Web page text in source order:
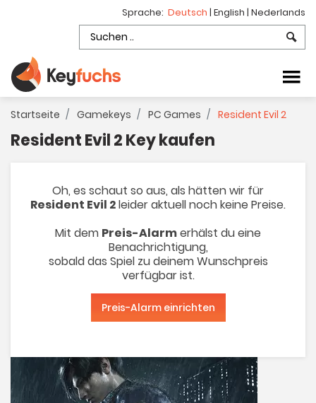
Sprache: Deutsch | English | Nederlands
Startseite Gamekeys PC Games Resident Evil 2
Resident Evil 2 Key kaufen
Oh, es schaut so aus, als hätten wir für
Resident Evil 2leider aktuell noch keine Preise.
Mit dem Preis-Alarmerhälst du eine
Benachrichtigung,
sobald das Spiel zu deinem Wunschpreis
verfügbar ist.
Preis-Alarm einrichten